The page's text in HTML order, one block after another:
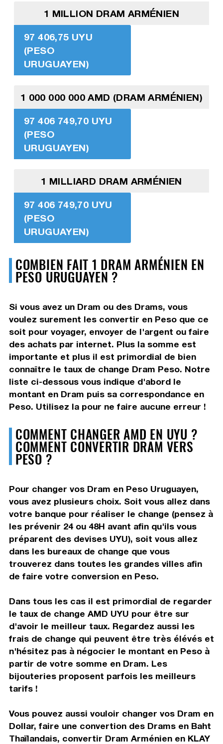
1 MILLION DRAM ARMÉNIEN
97 406,75 UYU
(PESO
URUGUAYEN)
1 000 000 000 AMD (DRAM ARMÉNIEN)
97 406 749,70 UYU
(PESO
URUGUAYEN)
1 MILLIARD DRAM ARMÉNIEN
97 406 749,70 UYU
(PESO
URUGUAYEN)
COMBIEN FAIT 1 DRAM ARMÉNIEN EN
PESO URUGUAYEN ?
Si vous avez un Dram ou des Drams, vous
voulez surement les convertir en Peso que ce
soit pour voyager, envoyer de l'argent ou faire
des achats par internet. Plus la somme est
importante et plus il est primordial de bien
connaître le taux de change Dram Peso. Notre
liste ci-dessous vous indique d'abord le
montant en Dram puis sa correspondance en
Peso. Utilisez la pour ne faire aucune erreur !
COMMENT CHANGER AMD EN UYU ?
COMMENT CONVERTIR DRAM VERS
PESO ?
Pour changer vos Dram en Peso Uruguayen,
vous avez plusieurs choix. Soit vous allez dans
votre banque pour réaliser le change (pensez à
les prévenir 24 ou 48H avant afin qu'ils vous
préparent des devises UYU), soit vous allez
dans les bureaux de change que vous
trouverez dans toutes les grandes villes afin
de faire votre conversion en Peso.
Dans tous les cas il est primordial de regarder
le taux de change AMD UYU pour être sur
d'avoir le meilleur taux. Regardez aussi les
frais de change qui peuvent être très élévés et
n'hésitez pas à négocier le montant en Peso à
partir de votre somme en Dram. Les
bijouteries proposent parfois les meilleurs
tarifs !
Vous pouvez aussi vouloir changer vos Dram en
Dollar, faire une convertion des Drams en Baht
Thaïlandais, convertir Dram Arménien en KLAY